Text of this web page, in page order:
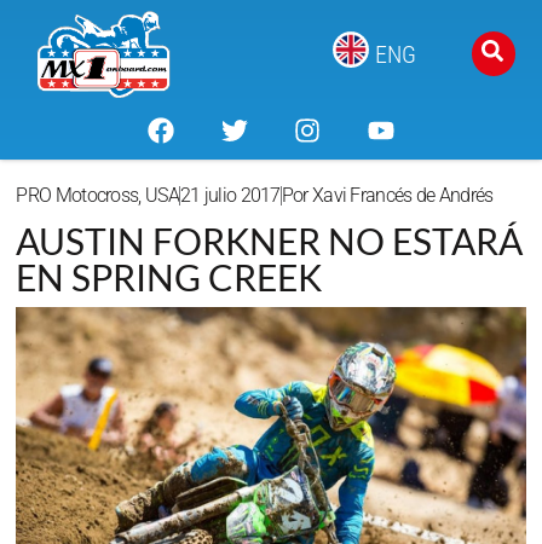
ENG
PRO Motocross, USA21 julio 2017 PorXavi Francés de Andrés
AUSTIN FORKNER NO ESTARÁ
EN SPRING CREEK